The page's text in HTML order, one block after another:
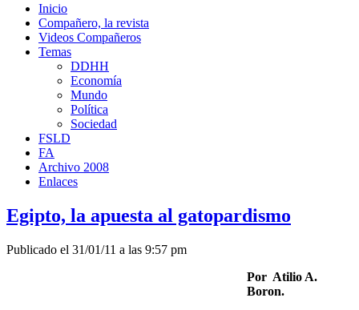
Inicio
Compañero, la revista
Videos Compañeros
Temas
DDHH
Economía
Mundo
Política
Sociedad
FSLD
FA
Archivo 2008
Enlaces
Egipto, la apuesta al gatopardismo
Publicado el 31/01/11 a las 9:57 pm
Por Atilio A.
Boron.